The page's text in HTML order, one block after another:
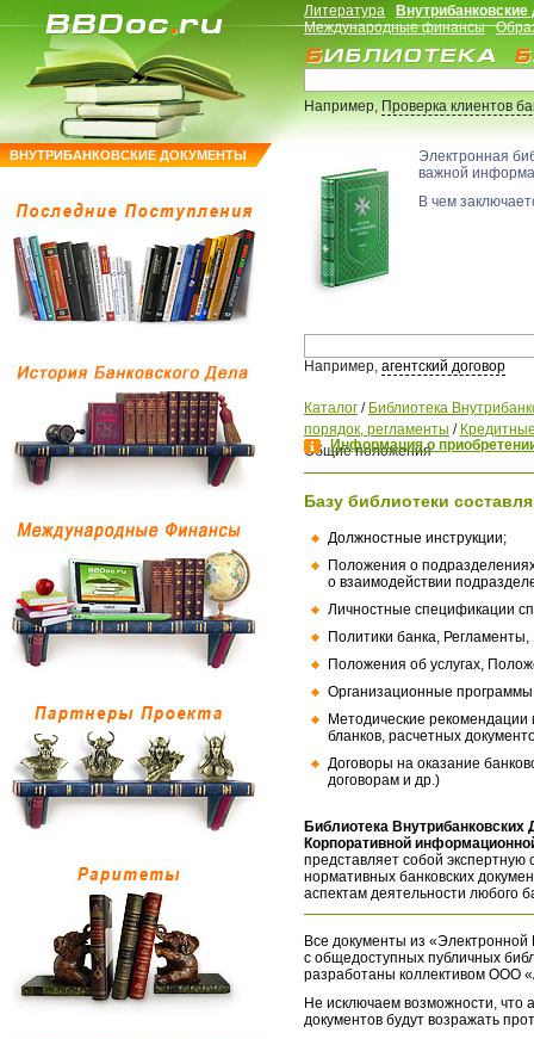
ВНУТРИБАНКОВСКИЕ ДОКУМЕНТЫ
Литература
Международные финансы
Например,Проверка клиентов
Электронная
важной
В чем
Например, агентский договор
Каталог / Библиотека
порядок, регламенты /
Общие положения
Информация о
Базу библиотеки
Должностные инструкции;
Положения о
о взаимодействии
Личностные спецификации
Политики банка,
Положения об услугах,
Организационные
Методические
бланков, расчетных
Договоры на оказание
договорам и др.)
Библиотека
Корпоративной
представляет собой экспертную
нормативных банковских
аспектам деятельности любого
Все документы из «Электронной
с общедоступных публичных
разработаны коллективом ООО
Не исключаем возможности, что
документов будут возражать